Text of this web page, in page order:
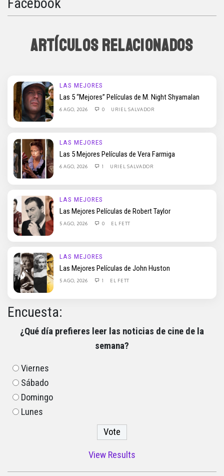
ARTÍCULOS RELACIONADOS
LAS MEJORES
Las 5 “Mejores” Películas de M. Night Shyamalan
6 AGO, 2026 0 URIEL SALVADOR
LAS MEJORES
Las 5 Mejores Películas de Vera Farmiga
6 AGO, 2026 1 URIEL SALVADOR
LAS MEJORES
Las Mejores Películas de Robert Taylor
5 AGO, 2026 0 EL FETT
LAS MEJORES
Las Mejores Películas de John Huston
5 AGO, 2026 1 EL FETT
Encuesta:
¿Qué día prefieres leer las noticias de cine de la
semana?
Viernes
Sábado
Domingo
Lunes
View Results